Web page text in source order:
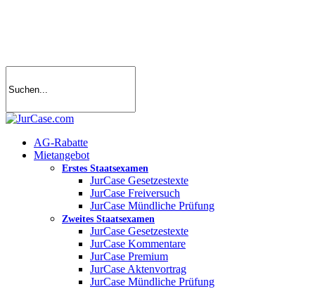
search
account
Menu
AG-Rabatte
Mietangebot
Erstes Staatsexamen
JurCase Gesetzestexte
JurCase Freiversuch
JurCase Mündliche Prüfung
Zweites Staatsexamen
JurCase Gesetzestexte
JurCase Kommentare
JurCase Premium
JurCase Aktenvortrag
JurCase Mündliche Prüfung